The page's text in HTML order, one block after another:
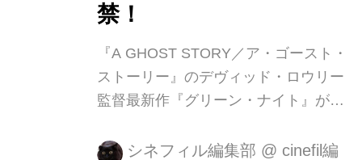
禁！
『A GHOST STORY／ア・ゴースト・
ストーリー』のデヴィッド・ロウリー
監督最新作『グリーン・ナイト』が11
ャンテほかにて全国公開となります。
シネフィル編集部 @ cinefil編